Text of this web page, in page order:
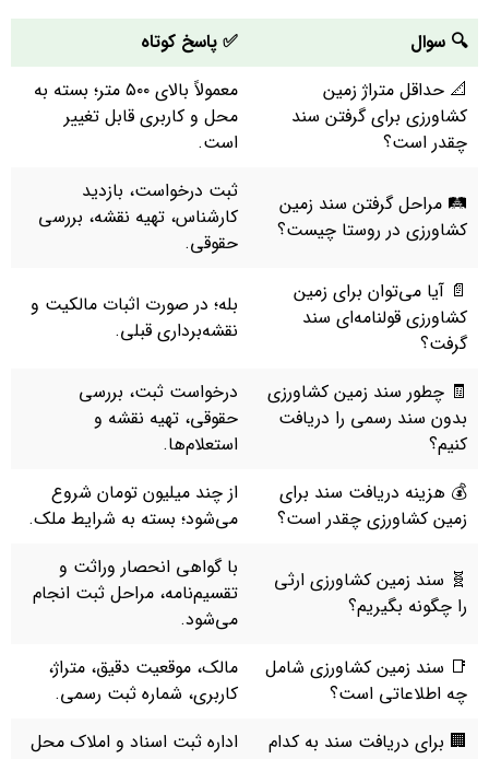
🔍 سوال
✅ پاسخ کوتاه
📐 حداقل متراژ زمین
کشاورزی برای گرفتن سند
چقدر است؟
معمولاً بالای ۵۰۰ متر؛ بسته به
محل و کاربری قابل تغییر
است.
🛤 مراحل گرفتن سند زمین
کشاورزی در روستا چیست؟
ثبت درخواست، بازدید
کارشناس، تهیه نقشه، بررسی
حقوقی.
📄 آیا می‌توان برای زمین
کشاورزی قولنامه‌ای سند
گرفت؟
بله؛ در صورت اثبات مالکیت و
نقشه‌برداری قبلی.
🧾 چطور سند زمین کشاورزی
بدون سند رسمی را دریافت
کنیم؟
درخواست ثبت، بررسی
حقوقی، تهیه نقشه و
استعلام‌ها.
💰 هزینه دریافت سند برای
زمین کشاورزی چقدر است؟
از چند میلیون تومان شروع
می‌شود؛ بسته به شرایط ملک.
🧬 سند زمین کشاورزی ارثی
را چگونه بگیریم؟
با گواهی انحصار وراثت و
تقسیم‌نامه، مراحل ثبت انجام
می‌شود.
📑 سند زمین کشاورزی شامل
چه اطلاعاتی است؟
مالک، موقعیت دقیق، متراژ،
کاربری، شماره ثبت رسمی.
🏢 برای دریافت سند به کدام
اداره ثبت اسناد و املاک محل